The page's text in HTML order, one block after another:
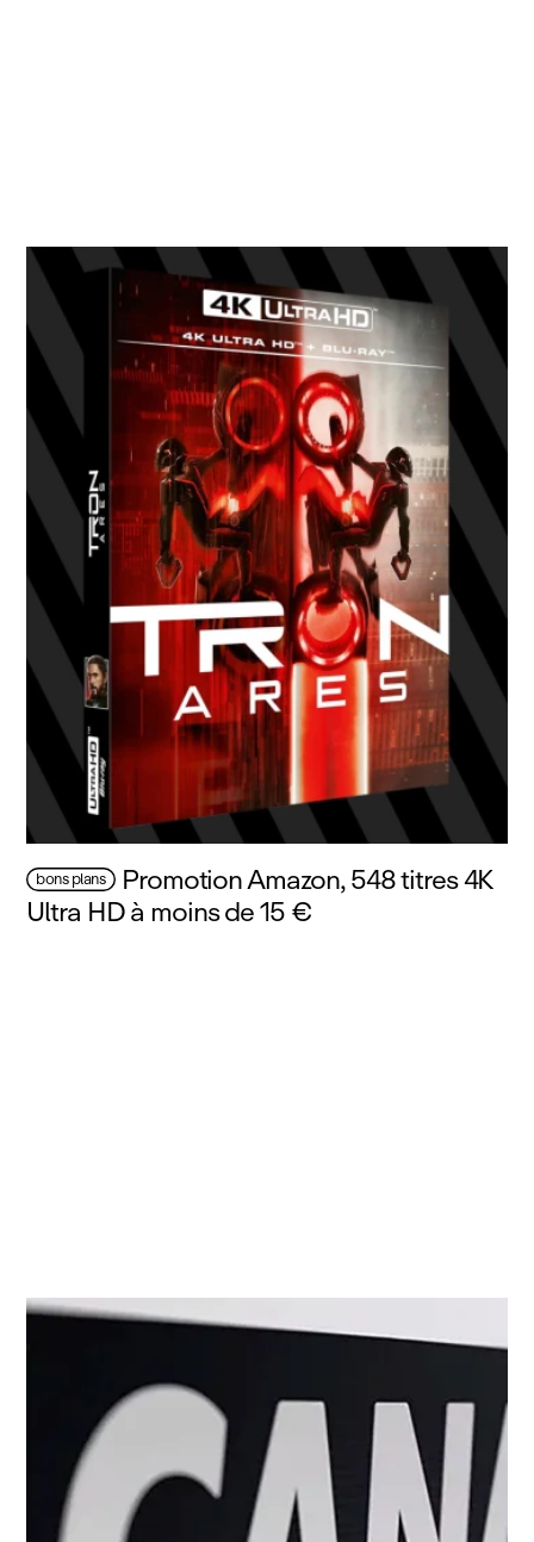
bons plans Promotion Amazon, 548 titres 4K
Ultra HD à moins de 15 €